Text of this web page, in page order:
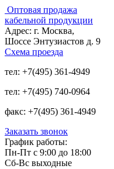
Оптовая продажа
кабельной продукции
Адрес: г. Москва,
Шоссе Энтузиастов д. 9
Схема проезда
тел: +7(495) 361-4949
тел: +7(495) 740-0964
факс: +7(495) 361-4949
Заказать звонок
График работы:
Пн-Пт с 9:00 до 18:00
Сб-Вс выходные